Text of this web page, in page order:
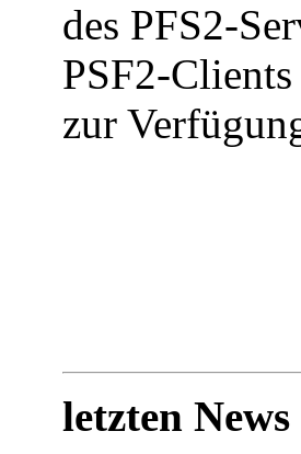
des PFS2-
PSF2-
zur
letzten News